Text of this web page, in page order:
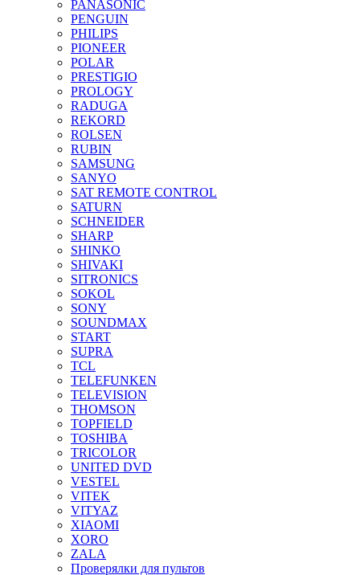
PANASONIC
PENGUIN
PHILIPS
PIONEER
POLAR
PRESTIGIO
PROLOGY
RADUGA
REKORD
ROLSEN
RUBIN
SAMSUNG
SANYO
SAT REMOTE CONTROL
SATURN
SCHNEIDER
SHARP
SHINKO
SHIVAKI
SITRONICS
SOKOL
SONY
SOUNDMAX
START
SUPRA
TCL
TELEFUNKEN
TELEVISION
THOMSON
TOPFIELD
TOSHIBA
TRICOLOR
UNITED DVD
VESTEL
VITEK
VITYAZ
XIAOMI
XORO
ZALA
Проверялки для пультов